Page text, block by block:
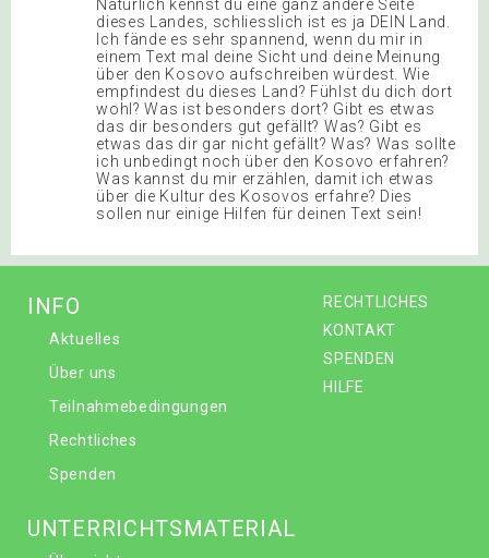
RECHTLICHES
KONTAKT
SPENDEN
HILFE
INFO
Aktuelles
Über uns
Teilnahmebedingungen
Rechtliches
Spenden
UNTERRICHTSMATERIAL